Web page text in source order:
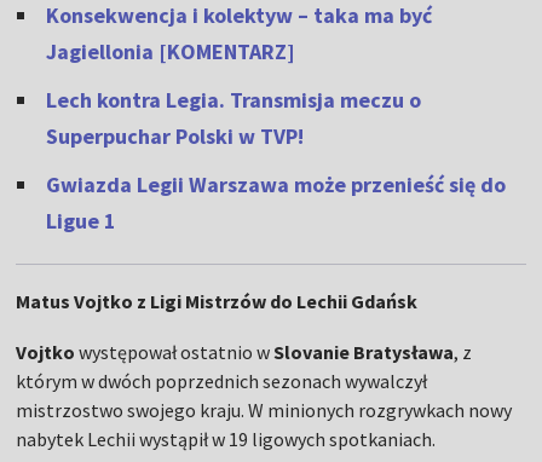
Konsekwencja i kolektyw – taka ma być
Jagiellonia [KOMENTARZ]
Lech kontra Legia. Transmisja meczu o
Superpuchar Polski w TVP!
Gwiazda Legii Warszawa może przenieść się do
Ligue 1
Matus Vojtko z Ligi Mistrzów do Lechii Gdańsk
Vojtkowystępował ostatnio wSlovanie Bratysława, z
którym w dwóch poprzednich sezonach wywalczył
mistrzostwo swojego kraju. W minionych rozgrywkach nowy
nabytek Lechii wystąpił w 19 ligowych spotkaniach.